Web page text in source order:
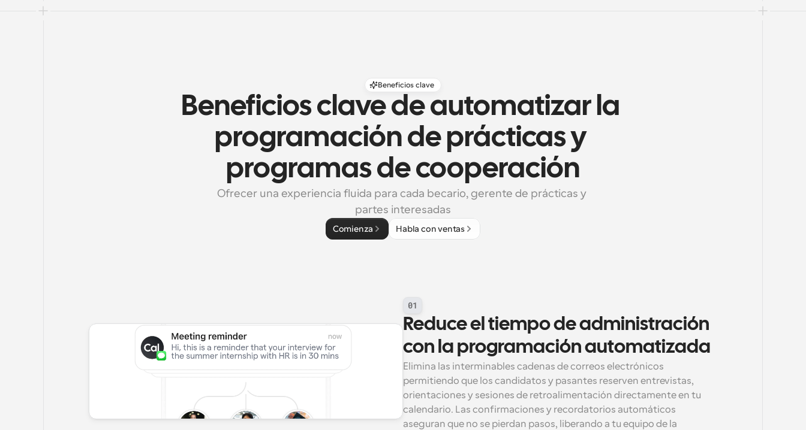
Beneficios clave
Beneficios clave de automatizar la
programación de prácticas y
programas de cooperación
Ofrecer una experiencia fluida para cada becario, gerente de prácticas y
partes interesadas
Comienza Habla con ventas
01
Reduce el tiempo de administración
con la programación automatizada
Elimina las interminables cadenas de correos electrónicos
permitiendo que los candidatos y pasantes reserven entrevistas,
orientaciones y sesiones de retroalimentación directamente en tu
calendario. Las confirmaciones y recordatorios automáticos
aseguran que no se pierdan pasos, liberando a tu equipo de la